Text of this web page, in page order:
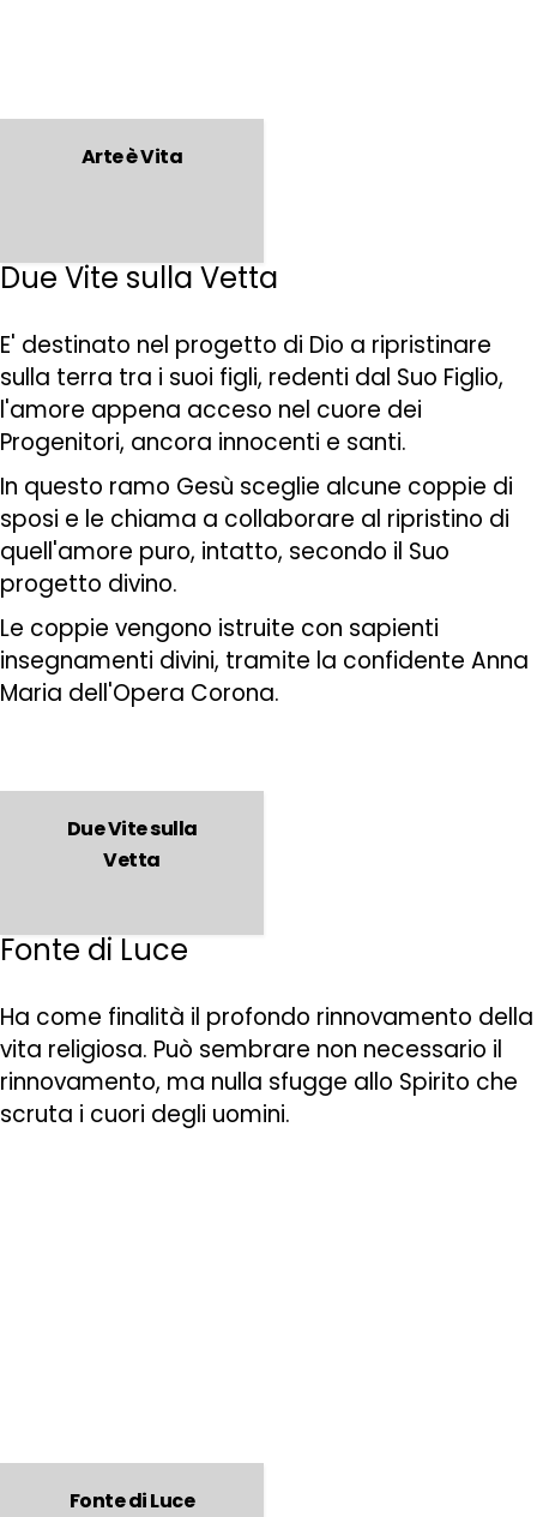
Arte è Vita
Due Vite sulla Vetta
E' destinato nel progetto di Dio a ripristinare
sulla terra tra i suoi figli, redenti dal Suo Figlio,
l'amore appena acceso nel cuore dei
Progenitori, ancora innocenti e santi.
In questo ramo Gesù sceglie alcune coppie di
sposi e le chiama a collaborare al ripristino di
quell'amore puro, intatto, secondo il Suo
progetto divino.
Le coppie vengono istruite con sapienti
insegnamenti divini, tramite la confidente Anna
Maria dell'Opera Corona.
Due Vite sulla
Vetta
Fonte di Luce
Ha come finalità il profondo rinnovamento della
vita religiosa. Può sembrare non necessario il
rinnovamento, ma nulla sfugge allo Spirito che
scruta i cuori degli uomini.
Fonte di Luce